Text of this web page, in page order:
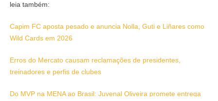
leia também:
Capim FC aposta pesado e anuncia Nolla, Guti e Liñares como
Wild Cards em 2026
Erros do Mercato causam reclamações de presidentes,
treinadores e perfis de clubes
Do MVP na MENA ao Brasil: Juvenal Oliveira promete entrega